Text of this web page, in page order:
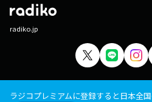
radiko.jp
ラジコプレミアムに登録すると日本全